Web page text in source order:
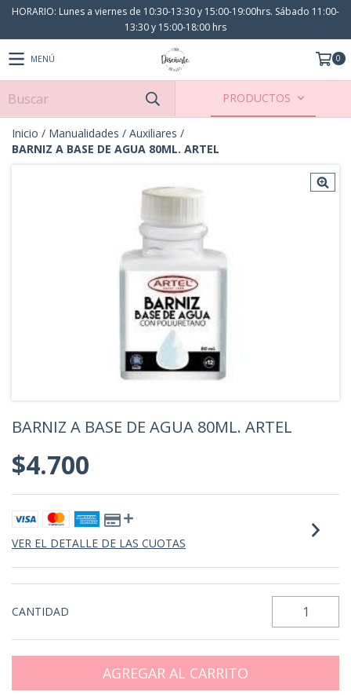
HORARIO: Lunes a viernes de 10:30-13:30 y 15:00-19:00hrs. Sábado 11:00-
13:30 y 15:00-18:00 hrs
MENÚ 0
PRODUCTOS
Inicio / Manualidades / Auxiliares /
BARNIZ A BASE DE AGUA 80ML. ARTEL
BARNIZ A BASE DE AGUA 80ML. ARTEL
$4.700
VER EL DETALLE DE LAS CUOTAS
CANTIDAD